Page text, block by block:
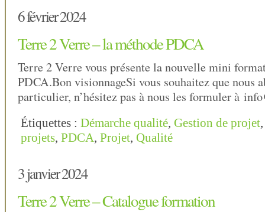
6 février 2024
Terre 2 Verre – la méthode PDCA
Terre 2 Verre vous présente la nouvelle mini
PDCA.Bon visionnageSi vous souhaitez que nous
particulier, n’hésitez pas à nous les formuler à
Étiquettes : Démarche qualité, Gestion de projet
projets, PDCA, Projet, Qualité
3 janvier 2024
Terre 2 Verre – Catalogue formation